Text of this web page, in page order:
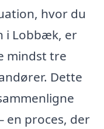
hvor du
i Lobbæk, er
mindst tre
Dette
en proces, der